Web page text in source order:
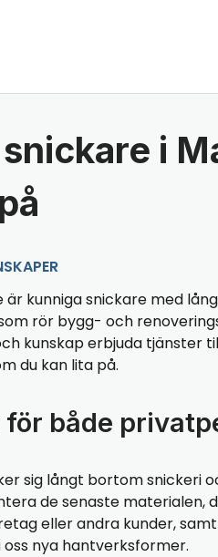
i
kunniga snickare med
rör bygg- och
kunskap erbjuda tjänster
du kan lita på.
både
sig långt bortom snickeri
de senaste materialen,
eller andra kunder,
nya hantverksformer.